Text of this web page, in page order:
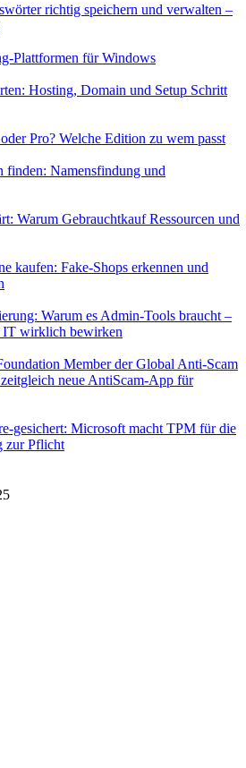
richtig speichern und verwalten –
Plattformen für Windows
Hosting, Domain und Setup Schritt
Pro? Welche Edition zu wem passt
finden: Namensfindung und
Warum Gebrauchtkauf Ressourcen und
kaufen: Fake-Shops erkennen und
Warum es Admin-Tools braucht –
IT wirklich bewirken
Member der Global Anti-Scam
neue AntiScam-App für
gesichert: Microsoft macht TPM für die
zur Pflicht